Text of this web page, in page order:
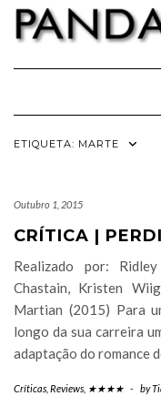
Skip
content
ETIQUETA: MARTE
Outubro 1, 2015
CRÍTICA |
Realizado por:
Chastain, Kristen
Martian (2015) Para
longo da sua carreira
adaptação do romance
Críticas Reviews ★★★★ - by